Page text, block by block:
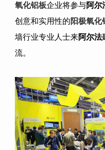
氧化铝板企业将参与阿尔
创意和实用性的 阳极氧化
墙行业专业人士来阿尔法
流。